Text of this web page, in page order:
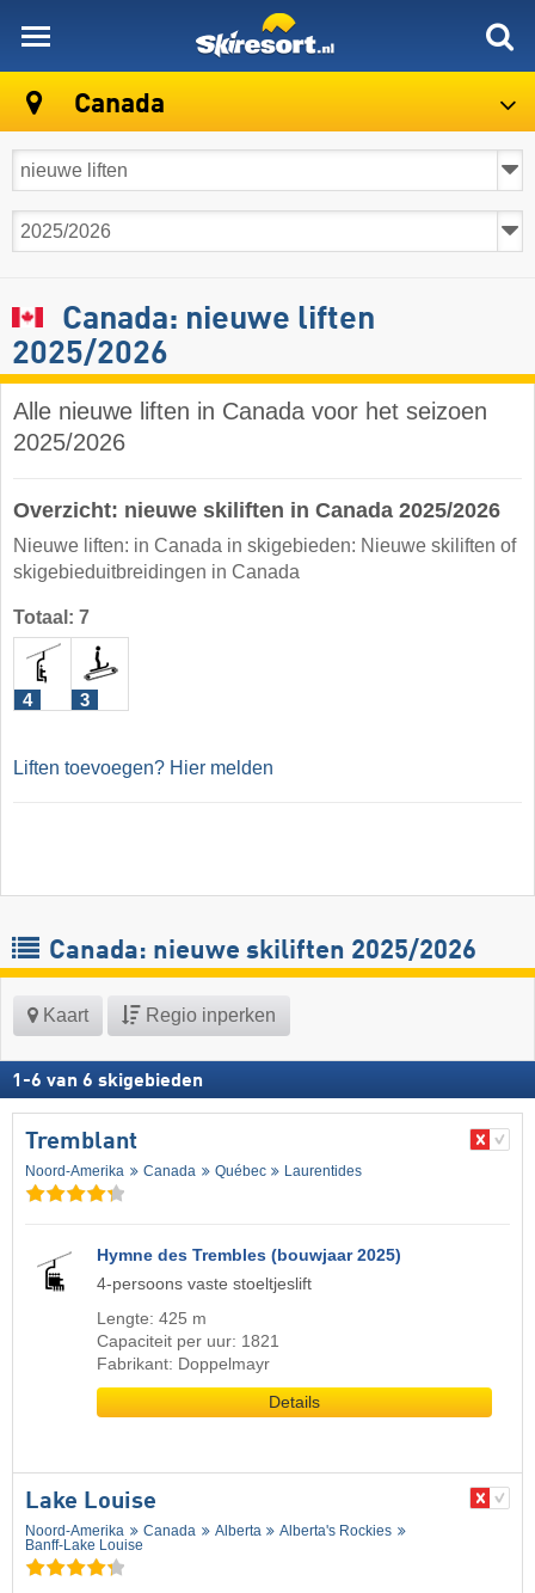
Canada
Canada: nieuwe liften
2025/2026
Alle nieuwe liften in Canada voor het seizoen
2025/2026
Overzicht: nieuwe skiliften in Canada 2025/2026
Nieuwe liften: in Canada in skigebieden: Nieuwe skiliften of
skigebieduitbreidingen in Canada
Totaal: 7
4 3
Liften toevoegen? Hier melden
Canada: nieuwe skiliften 2025/2026
Kaart Regio inperken
1 -6 van 6 skigebieden
Tremblant
Noord-Amerika Canada Québec Laurentides
Hymne des Trembles (bouwjaar 2025)
4-persoons vaste stoeltjeslift
Lengte: 425 m
Capaciteit per uur: 1821
Fabrikant: Doppelmayr
Details
Lake Louise
Noord-Amerika Canada Alberta
Alberta's Rockies
Banff-Lake Louise